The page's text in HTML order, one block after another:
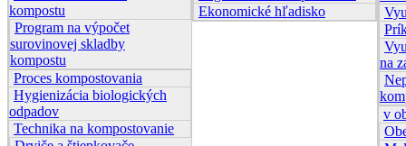
kompostu
Program na výpočet
surovinovej skladby
kompostu
Proces kompostovania
Hygienizácia biologických
odpadov
Technika na kompostovanie
Ekonomické hľadisko
na
v